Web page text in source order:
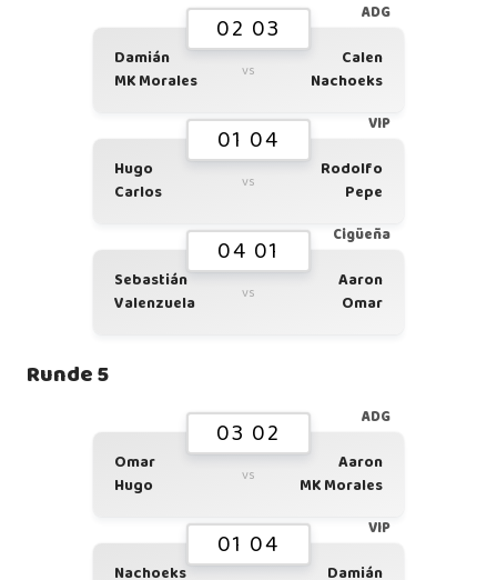
ADG
02 03
Damián
MK Morales
vs
Calen
Nachoeks
VIP
01 04
Hugo
Carlos
vs
Rodolfo
Pepe
Cigüeña
04 01
Sebastián
Valenzuela
vs
Aaron
Omar
Runde 5
ADG
03 02
Omar
Hugo
vs
Aaron
MK Morales
VIP
01 04
Nachoeks Damián